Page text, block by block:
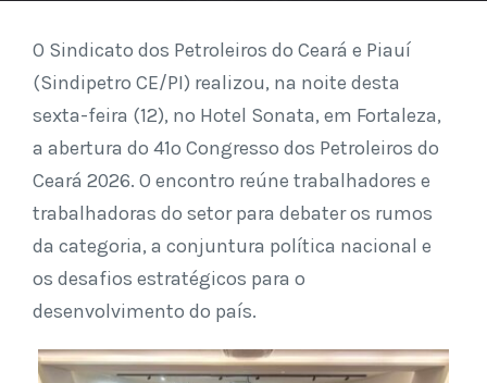
O Sindicato dos Petroleiros do Ceará e Piauí
(Sindipetro CE/PI) realizou, na noite desta
sexta-feira (12), no Hotel Sonata, em Fortaleza,
a abertura do 41º Congresso dos Petroleiros do
Ceará 2026. O encontro reúne trabalhadores e
trabalhadoras do setor para debater os rumos
da categoria, a conjuntura política nacional e
os desafios estratégicos para o
desenvolvimento do país.